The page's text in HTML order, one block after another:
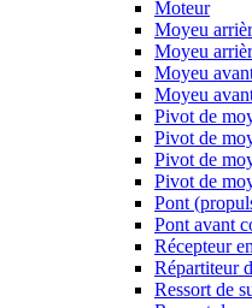
Moteur
Moyeu
Moyeu
Moyeu
Moyeu
Pivot de
Pivot de
Pivot de
Pivot de
Pont
Pont avant
Récepteur
Répartiteur
Ressort de